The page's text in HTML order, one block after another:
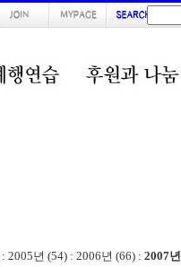
: 2005년 (54) : 2006년 (66) : 2007